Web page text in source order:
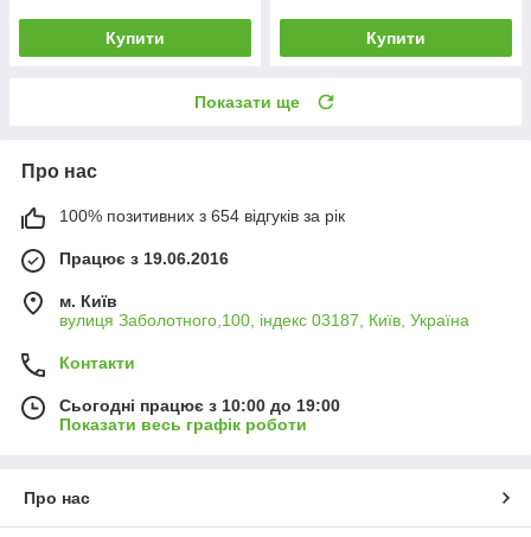
Купити Купити
Показати ще
Про нас
100% позитивних з 654 відгуків за рік
Працює з 19.06.2016
м. Київ
вулиця Заболотного,100, індекс 03187, Київ, Україна
Контакти
Сьогодні працює з 10:00 до 19:00
Показати весь графік роботи
Про нас